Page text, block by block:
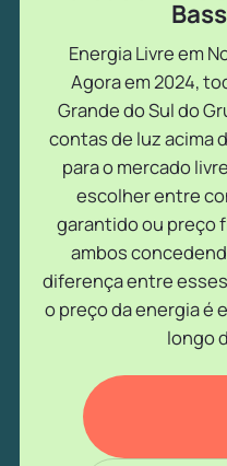
Energia Livre em
Agora em 2024,
Grande do Sul do
contas de luz acima
para o mercado
escolher entre
garantido ou preço
ambos
diferença entre
o preço da energia é
longo